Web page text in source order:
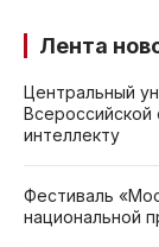
Лента
Центральный
интеллекту
Фестиваль
национальной